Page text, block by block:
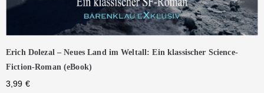
Erich Dolezal – Neues Land im Weltall: Ein klassischer Science-
Fiction-Roman (eBook)
3,99 €